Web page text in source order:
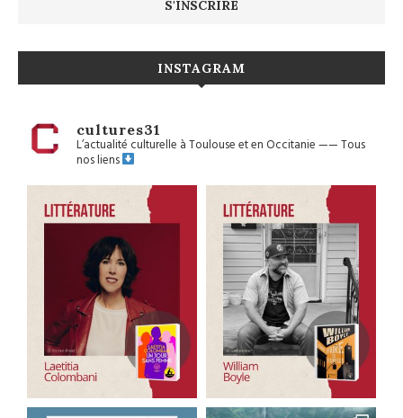
INSTAGRAM
cultures31
L’actualité culturelle à Toulouse et en Occitanie——Tous
nos liens